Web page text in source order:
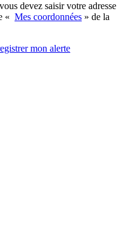
devez saisir votre adresse
« Mes coordonnées » de la
mon alerte